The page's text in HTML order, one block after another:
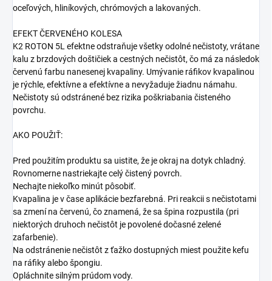
oceľových, hliníkových, chrómových a lakovaných.
EFEKT ČERVENÉHO KOLESA
K2 ROTON 5L efektne odstraňuje všetky odolné nečistoty, vrátane
kalu z brzdových doštičiek a cestných nečistôt, čo má za následok
červenú farbu nanesenej kvapaliny. Umývanie ráfikov kvapalinou
je rýchle, efektívne a efektívne a nevyžaduje žiadnu námahu.
Nečistoty sú odstránené bez rizika poškriabania čisteného
povrchu.
AKO POUŽIŤ:
Pred použitím produktu sa uistite, že je okraj na dotyk chladný.
Rovnomerne nastriekajte celý čistený povrch.
Nechajte niekoľko minút pôsobiť.
Kvapalina je v čase aplikácie bezfarebná. Pri reakcii s nečistotami
sa zmení na červenú, čo znamená, že sa špina rozpustila (pri
niektorých druhoch nečistôt je povolené dočasné zelené
zafarbenie).
Na odstránenie nečistôt z ťažko dostupných miest použite kefu
na ráfiky alebo špongiu.
Opláchnite silným prúdom vody.